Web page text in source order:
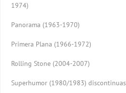
1974)
Panorama (1963-1970)
Primera Plana (1966-1972)
Rolling Stone (2004-2007)
Superhumor (1980/1983) discontinuas